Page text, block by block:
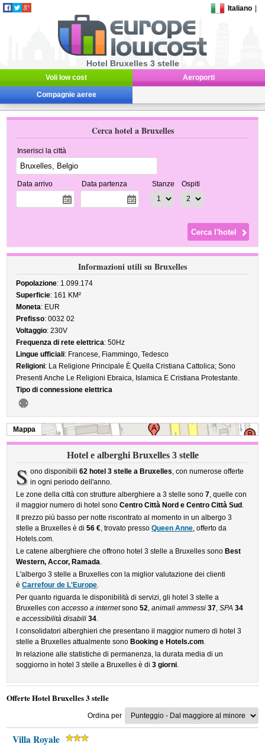
Italiano
Hotel Bruxelles 3 stelle
Voli low cost Aeroporti
Compagnie aeree
Cerca hotel a Bruxelles
Inserisci la città
Data arrivo Data partenza Stanze Ospiti
Informazioni utili su Bruxelles
Popolazione: 1.099.174
Superficie: 161 KM²
Moneta: EUR
Prefisso: 0032 02
Voltaggio: 230V
Frequenza di rete elettrica: 50Hz
Lingue ufficiali: Francese, Fiammingo, Tedesco
Religioni: La Religione Principale È Quella Cristiana Cattolica; Sono
Presenti Anche Le Religioni Ebraica, Islamica E Cristiana Protestante.
Tipo di connessione elettrica
Mappa
Hotel e alberghi Bruxelles 3 stelle
S ono disponibili 62 hotel 3 stelle a Bruxelles, con numerose offerte
in ogni periodo dell'anno.
Le zone della città con strutture alberghiere a 3 stelle sono7, quelle con
il maggior numero di hotel sonoCentro Città Nord e Centro Città Sud .
Il prezzo più basso per notte riscontrato al momento in un albergo 3
stelle a Bruxelles è di56 €, trovato pressoQueen Anne, offerto da
Hotels.com.
Le catene alberghiere che offrono hotel 3 stelle a Bruxelles sono Best
Western, Accor, Ramada.
L'albergo 3 stelle a Bruxelles con la miglior valutazione dei clienti
èCarrefour de L'Europe.
Per quanto riguarda le disponibilità di servizi, gli hotel 3 stelle a
Bruxelles conaccesso a internetsono52,animali ammessi 37,SPA 34
eaccessibilità disabili 34.
I consolidatori alberghieri che presentano il maggior numero di hotel 3
stelle a Bruxelles attualmente sono Booking e Hotels.com.
In relazione alle statistiche di permanenza, la durata media di un
soggiorno in hotel 3 stelle a Bruxelles è di3 giorni.
Offerte Hotel Bruxelles 3 stelle
Ordina per
Villa Royale